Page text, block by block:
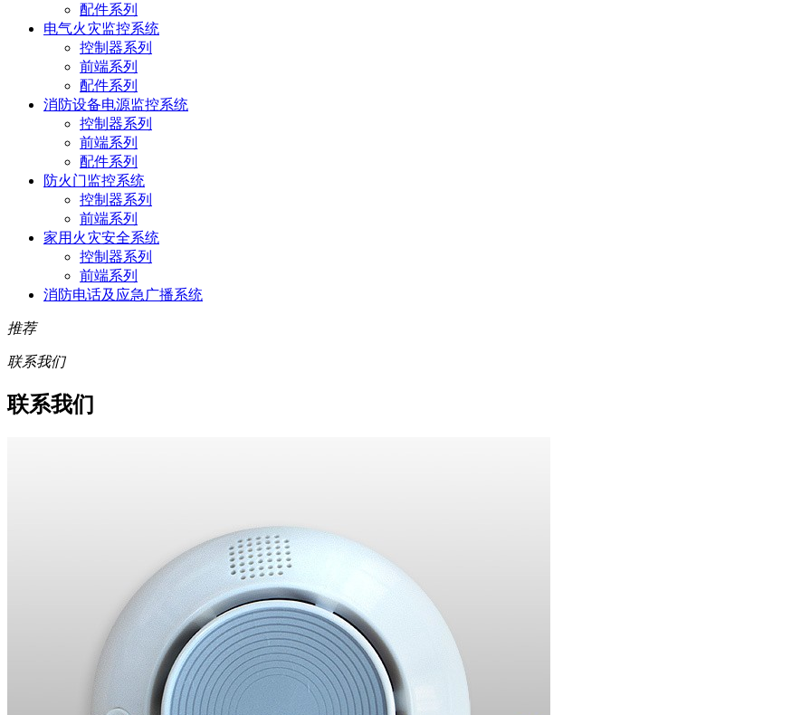
配件系列
电气火灾监控系统
控制器系列
前端系列
配件系列
消防设备电源监控系统
控制器系列
前端系列
配件系列
防火门监控系统
控制器系列
前端系列
家用火灾安全系统
控制器系列
前端系列
消防电话及应急广播系统
推荐
联系我们
联系我们